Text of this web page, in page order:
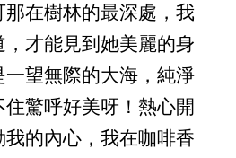
在樹林的最深處，我
才能見到她美麗的身
望無際的大海，純淨
驚呼好美呀！熱心開
的內心，我在咖啡香